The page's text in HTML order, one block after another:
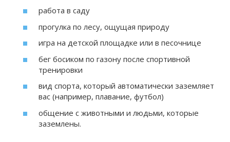
работа в саду
прогулка по лесу, ощущая природу
игра на детской площадке или в песочнице
бег босиком по газону после спортивной
тренировки
вид спорта, который автоматически заземляет
вас (например, плавание, футбол)
общение с животными и людьми, которые
заземлены.